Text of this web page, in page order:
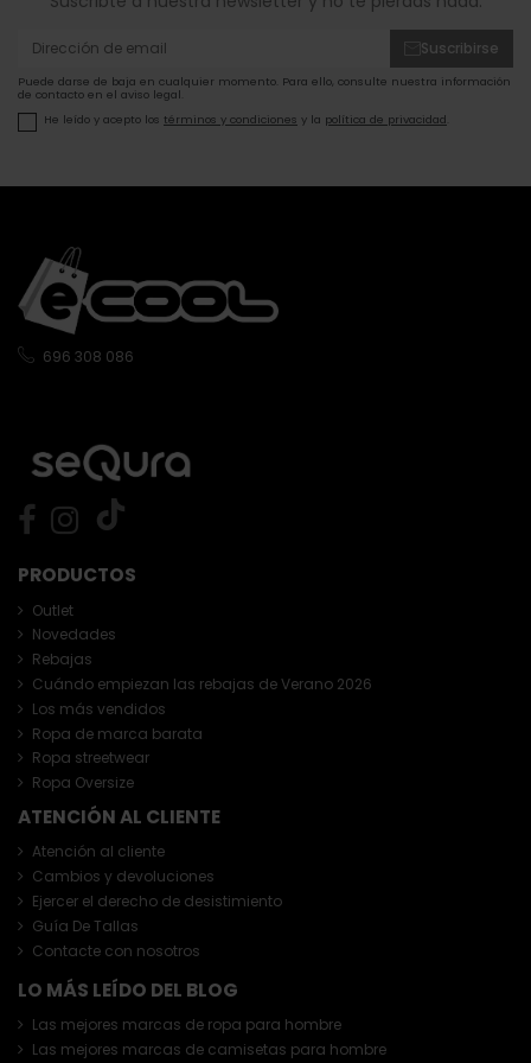
Suscribirse
Puede darse de baja en cualquier momento. Para ello, consulte nuestra información
de contacto en el aviso legal.
He leído y acepto los términos y condiciones y la política de privacidad
PRODUCTOS
Outlet
Novedades
Rebajas
Cuándo empiezan las rebajas de Verano 2026
Los más vendidos
Ropa de marca barata
Ropa streetwear
Ropa Oversize
ATENCIÓN AL CLIENTE
Atención al cliente
Cambios y devoluciones
Ejercer el derecho de desistimiento
Guía De Tallas
Contacte con nosotros
LO MÁS LEÍDO DEL BLOG
Las mejores marcas de ropa para hombre
Las mejores marcas de camisetas para hombre
696 308 086